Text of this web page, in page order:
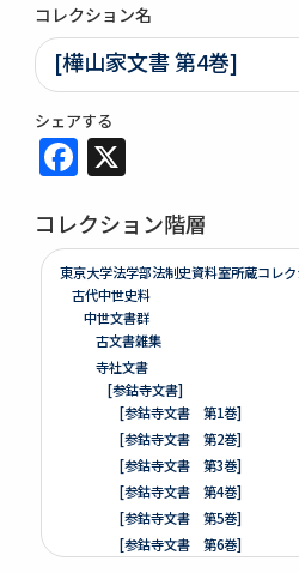
コレクション名
[樺山家文書 第4巻]
シェアする
Facebook
コレクション階層
東京大学法学部法制史資料室所蔵コレ
古代中世史料
中世文書群
古文書雑集
寺社文書
[参鈷寺文書]
[参鈷寺文書 第1巻]
[参鈷寺文書 第2巻]
[参鈷寺文書 第3巻]
[参鈷寺文書 第4巻]
[参鈷寺文書 第5巻]
[参鈷寺文書 第6巻]